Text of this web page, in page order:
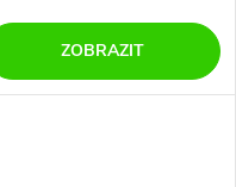
ZOBRAZIT